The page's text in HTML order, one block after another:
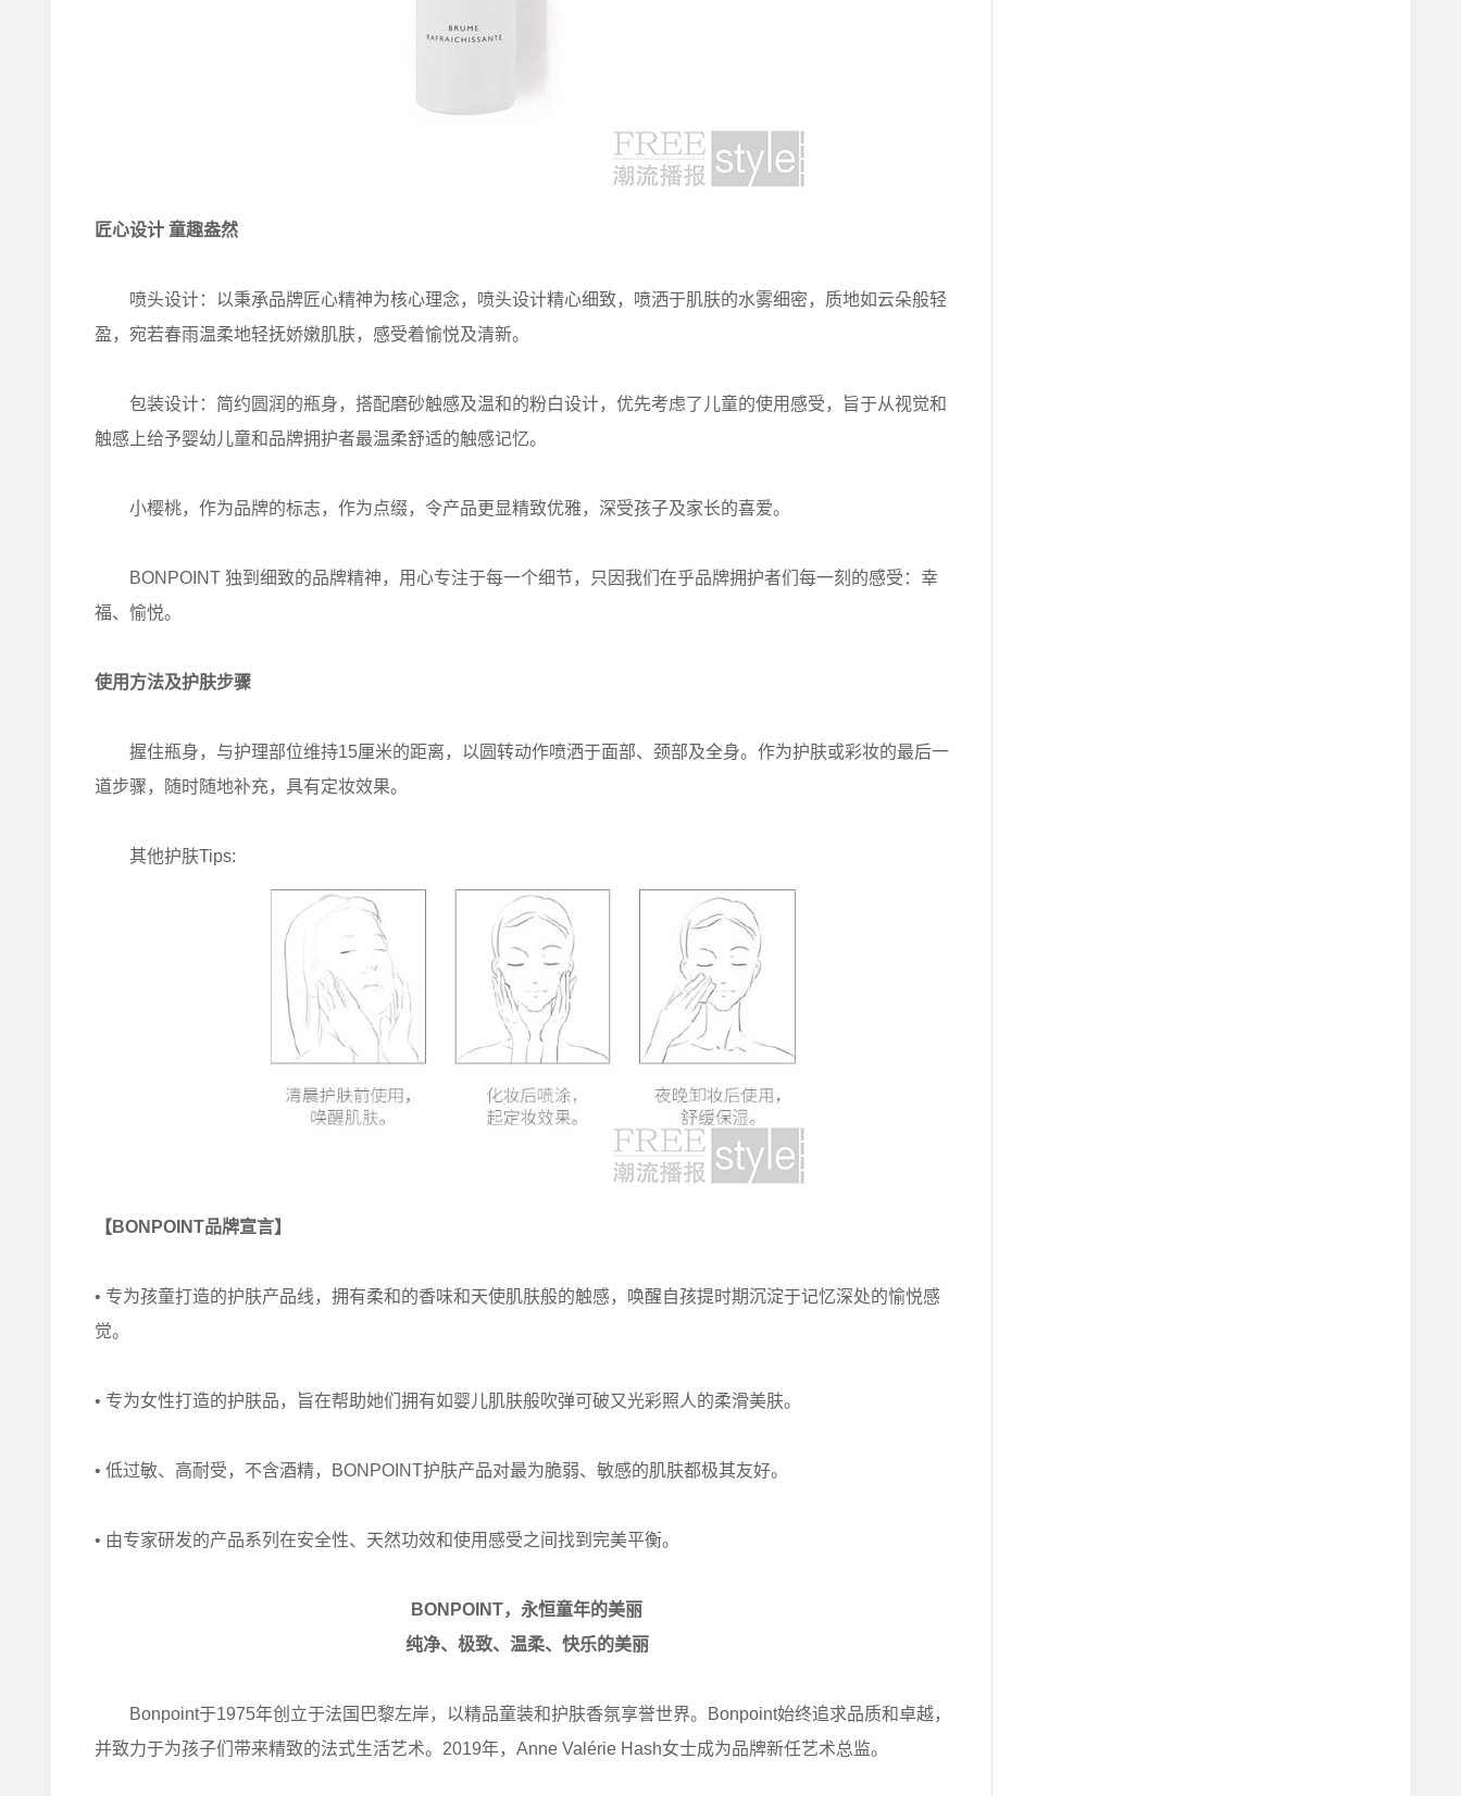
匠心设计 童趣盎然
喷头设计：以秉承品牌匠心精神为核心理念，喷头设计精心细致，喷洒于肌肤的水雾细密，质地如云朵般轻
盈，宛若春雨温柔地轻抚娇嫩肌肤，感受着愉悦及清新。
包装设计：简约圆润的瓶身，搭配磨砂触感及温和的粉白设计，优先考虑了儿童的使用感受，旨于从视觉和
触感上给予婴幼儿童和品牌拥护者最温柔舒适的触感记忆。
小樱桃，作为品牌的标志，作为点缀，令产品更显精致优雅，深受孩子及家长的喜爱。
BONPOINT 独到细致的品牌精神，用心专注于每一个细节，只因我们在乎品牌拥护者们每一刻的感受：幸
福、愉悦。
使用方法及护肤步骤
握住瓶身，与护理部位维持15厘米的距离，以圆转动作喷洒于面部、颈部及全身。作为护肤或彩妆的最后一
道步骤，随时随地补充，具有定妆效果。
其他护肤Tips:
【BONPOINT品牌宣言】
• 专为孩童打造的护肤产品线，拥有柔和的香味和天使肌肤般的触感，唤醒自孩提时期沉淀于记忆深处的愉悦感
觉。
• 专为女性打造的护肤品，旨在帮助她们拥有如婴儿肌肤般吹弹可破又光彩照人的柔滑美肤。
• 低过敏、高耐受，不含酒精，BONPOINT护肤产品对最为脆弱、敏感的肌肤都极其友好。
• 由专家研发的产品系列在安全性、天然功效和使用感受之间找到完美平衡。
BONPOINT，永恒童年的美丽
纯净、极致、温柔、快乐的美丽
Bonpoint于1975年创立于法国巴黎左岸，以精品童装和护肤香氛享誉世界。Bonpoint始终追求品质和卓越，
并致力于为孩子们带来精致的法式生活艺术。2019年，Anne Valérie Hash女士成为品牌新任艺术总监。